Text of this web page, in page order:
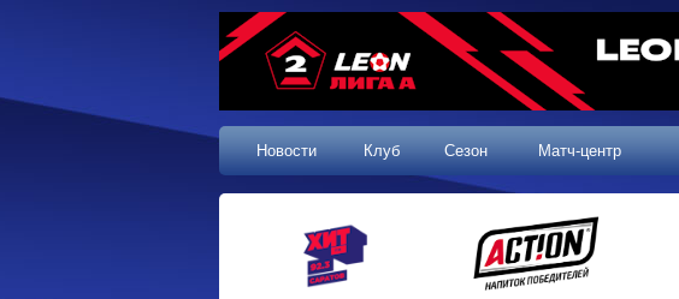
Новости Клуб Сезон Матч-центр